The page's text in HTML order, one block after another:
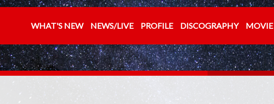
WHAT'S NEW NEWS/LIVE PROFILE DISCOGRAPHY MOVIE